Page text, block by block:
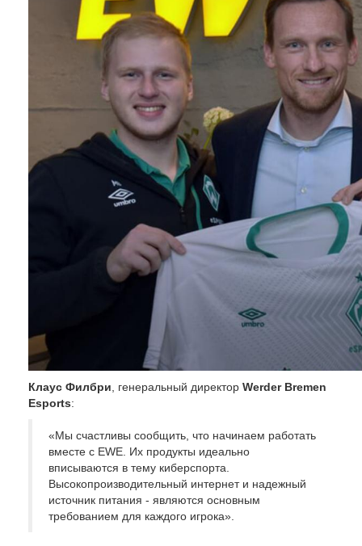
Клаус Филбри , генеральный директор Werder Bremen
Esports:
«Мы счастливы сообщить, что начинаем работать
вместе с EWE. Их продукты идеально
вписываются в тему киберспорта.
Высокопроизводительный интернет и надежный
источник питания - являются основным
требованием для каждого игрока».